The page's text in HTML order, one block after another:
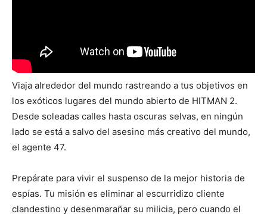
Viaja alrededor del mundo rastreando a tus objetivos en
los exóticos lugares del mundo abierto de HITMAN 2.
Desde soleadas calles hasta oscuras selvas, en ningún
lado se está a salvo del asesino más creativo del mundo,
el agente 47.
Prepárate para vivir el suspenso de la mejor historia de
espías. Tu misión es eliminar al escurridizo cliente
clandestino y desenmarañar su milicia, pero cuando el